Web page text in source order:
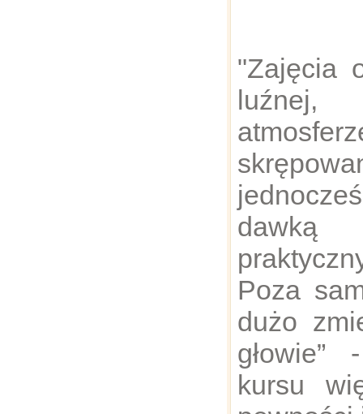
"Zajęcia
luźnej,
Poza
dużo
głowie”
kursu